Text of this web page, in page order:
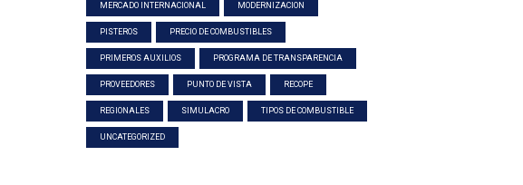
MERCADO INTERNACIONAL MODERNIZACION
PISTEROS PRECIO DE COMBUSTIBLES
PRIMEROS AUXILIOS PROGRAMA DE TRANSPARENCIA
PROVEEDORES PUNTO DE VISTA RECOPE
REGIONALES SIMULACRO TIPOS DE COMBUSTIBLE
UNCATEGORIZED